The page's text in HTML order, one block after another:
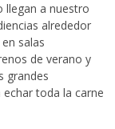
llegan a nuestro
alrededor
salas
de verano y
grandes
toda la carne